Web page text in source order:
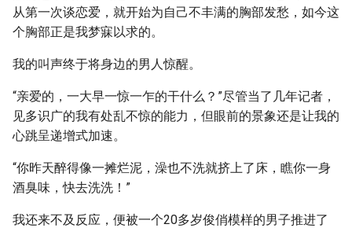
从第一次谈恋爱，就开始为自己不丰满的胸部发愁，如今这
个胸部正是我梦寐以求的。
我的叫声终于将身边的男人惊醒。
“亲爱的，一大早一惊一乍的干什么？”尽管当了几年记者，
见多识广的我有处乱不惊的能力，但眼前的景象还是让我的
心跳呈递增式加速。
“你昨天醉得像一摊烂泥，澡也不洗就挤上了床，瞧你一身
酒臭味，快去洗洗！”
我还来不及反应，便被一个20多岁俊俏模样的男子推进了